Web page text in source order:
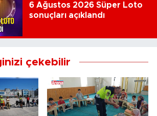
6 Ağustos 2026 Süper Loto
sonuçları açıklandı
çekebilir